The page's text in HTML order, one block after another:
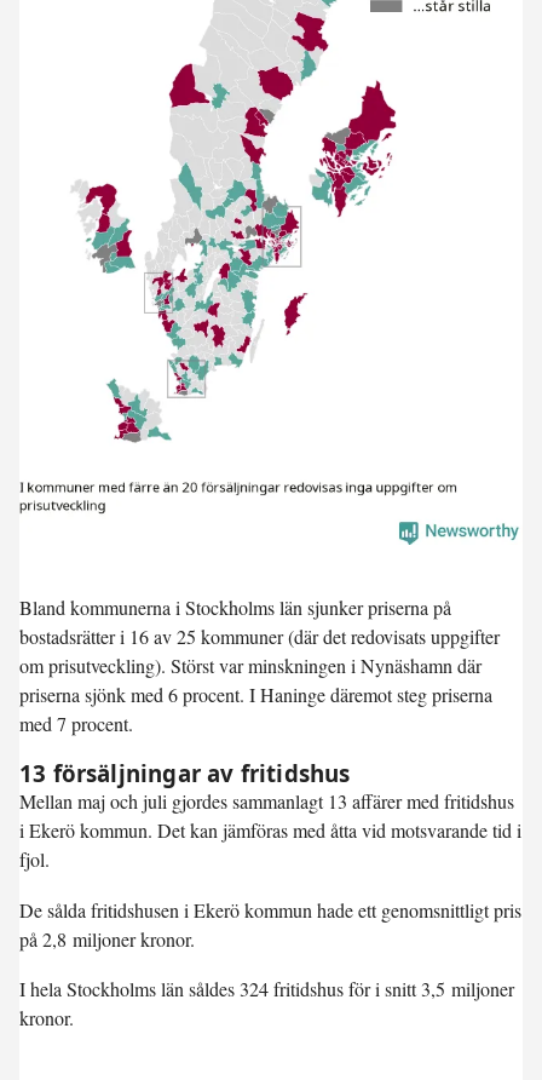
Bland kommunerna i Stockholms län sjunker priserna på
bostadsrätter i 16 av 25 kommuner (där det redovisats uppgifter
om prisutveckling). Störst var minskningen iNynäshamndär
priserna sjönk med 6 procent. IHaningedäremot steg priserna
med 7 procent.
13 försäljningar av fritidshus
Mellan maj och juli gjordes sammanlagt 13 affärer med fritidshus
i Ekerö kommun. Det kan jämföras med åtta vid motsvarande tid i
fjol.
De sålda fritidshusen i Ekerö kommun hade ett genomsnittligt pris
på 2,8 miljoner kronor.
I helaStockholms länsåldes 324 fritidshus för i snitt 3,5 miljoner
kronor.